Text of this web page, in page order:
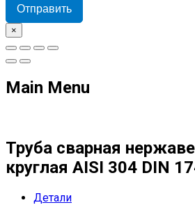
Отправить
×
Main Menu
Труба сварная
круглая AISI 304 DIN
Детали